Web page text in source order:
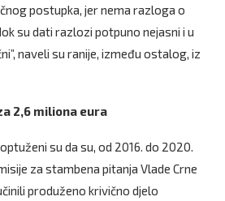
postupka, jer nema razloga o
su dati razlozi potpuno nejasni i u
naveli su ranije, između ostalog, iz
2,6 miliona eura
su da su, od 2016. do 2020.
za stambena pitanja Vlade Crne
produženo krivično djelo